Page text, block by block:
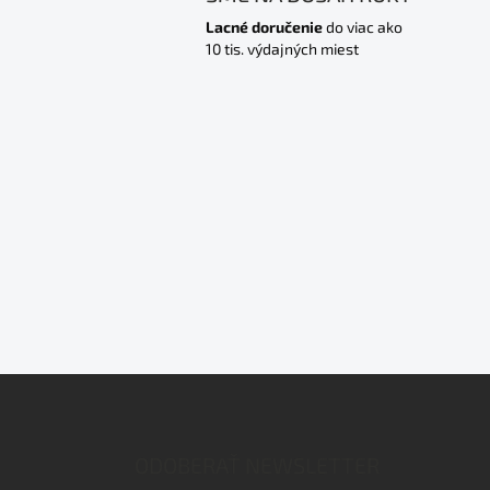
Lacné doručeniedo viac ako
10 tis. výdajných miest